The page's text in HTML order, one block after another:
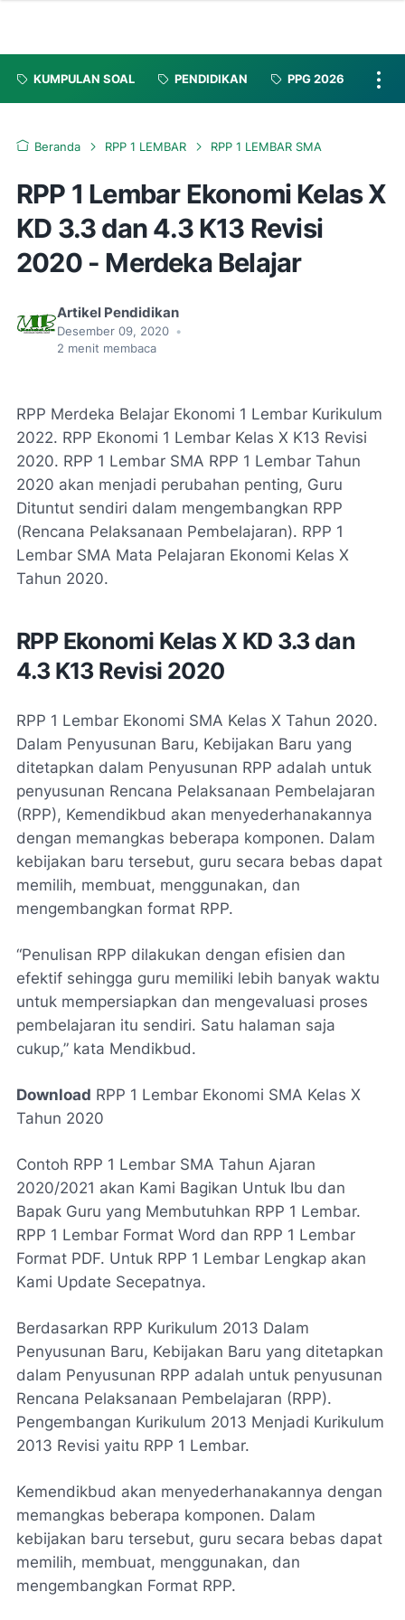
KUMPULAN SOAL PENDIDIKAN PPG 2026
Beranda RPP 1 LEMBAR RPP 1 LEMBAR SMA
RPP 1 Lembar Ekonomi Kelas X
KD 3.3 dan 4.3 K13 Revisi
2020 - Merdeka Belajar
Artikel Pendidikan
Desember 09, 2020 •
2 menit membaca
RPP Merdeka Belajar Ekonomi 1 Lembar Kurikulum
2022. RPP Ekonomi 1 Lembar Kelas X K13 Revisi
2020. RPP 1 Lembar SMA RPP 1 Lembar Tahun
2020 akan menjadi perubahan penting, Guru
Dituntut sendiri dalam mengembangkan RPP
(Rencana Pelaksanaan Pembelajaran). RPP 1
Lembar SMA Mata Pelajaran Ekonomi Kelas X
Tahun 2020.
RPP Ekonomi Kelas X KD 3.3 dan
4.3 K13 Revisi 2020
RPP 1 Lembar Ekonomi SMA Kelas X Tahun 2020.
Dalam Penyusunan Baru, Kebijakan Baru yang
ditetapkan dalam Penyusunan RPP adalah untuk
penyusunan Rencana Pelaksanaan Pembelajaran
(RPP), Kemendikbud akan menyederhanakannya
dengan memangkas beberapa komponen. Dalam
kebijakan baru tersebut, guru secara bebas dapat
memilih, membuat, menggunakan, dan
mengembangkan format RPP.
“Penulisan RPP dilakukan dengan efisien dan
efektif sehingga guru memiliki lebih banyak waktu
untuk mempersiapkan dan mengevaluasi proses
pembelajaran itu sendiri. Satu halaman saja
cukup,” kata Mendikbud.
Download RPP 1 Lembar Ekonomi SMA Kelas X
Tahun 2020
Contoh RPP 1 Lembar SMA Tahun Ajaran
2020/2021 akan Kami Bagikan Untuk Ibu dan
Bapak Guru yang Membutuhkan RPP 1 Lembar.
RPP 1 Lembar Format Word dan RPP 1 Lembar
Format PDF. Untuk RPP 1 Lembar Lengkap akan
Kami Update Secepatnya.
Berdasarkan RPP Kurikulum 2013 Dalam
Penyusunan Baru, Kebijakan Baru yang ditetapkan
dalam Penyusunan RPP adalah untuk penyusunan
Rencana Pelaksanaan Pembelajaran (RPP).
Pengembangan Kurikulum 2013 Menjadi Kurikulum
2013 Revisi yaitu RPP 1 Lembar.
Kemendikbud akan menyederhanakannya dengan
memangkas beberapa komponen. Dalam
kebijakan baru tersebut, guru secara bebas dapat
memilih, membuat, menggunakan, dan
mengembangkan Format RPP.